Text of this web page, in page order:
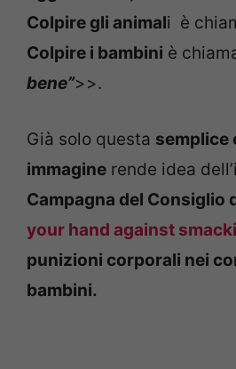
Colpire gli animali è
Colpire i bambini è
bene”>>.
Già solo questa semplice
immagine rende idea
Campagna del Consiglio
your hand against
punizioni corporali nei
bambini.